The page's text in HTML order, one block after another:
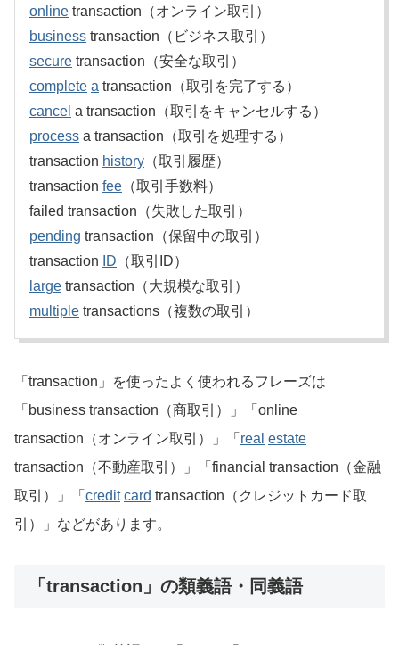
online transaction（オンライン取引）
business transaction（ビジネス取引）
secure transaction（安全な取引）
complete a transaction（取引を完了する）
cancel a transaction（取引をキャンセルする）
process a transaction（取引を処理する）
transaction history （取引履歴）
transaction fee （取引手数料）
failed transaction（失敗した取引）
pending transaction（保留中の取引）
transaction
ID （取引ID）
large transaction（大規模な取引）
multiple transactions（複数の取引）
「transaction」を使ったよく使われるフレーズは
「business transaction（商取引）」「online
transaction（オンライン取引）」「 real estate
transaction（不動産取引）」「financial transaction（金融
取引）」「 credit card transaction（クレジットカード取
引）」などがあります。
「transaction」の類義語・同義語